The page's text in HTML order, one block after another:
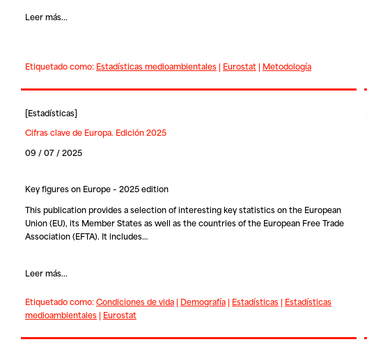
Leer más...
Etiquetado como: Estadísticas medioambientales| Eurostat| Metodología
[Estadísticas]
Cifras clave de Europa. Edición 2025
09 / 07 / 2025
Key figures on Europe – 2025 edition
This publication provides a selection of interesting key statistics on the European
Union (EU), its Member States as well as the countries of the European Free Trade
Association (EFTA). It includes…
Leer más...
Etiquetado como:Condiciones de vida| Demografía| Estadísticas| Estadísticas
medioambientales| Eurostat